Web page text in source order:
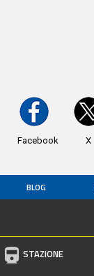
Facebook X
BLOG
STAZIONE